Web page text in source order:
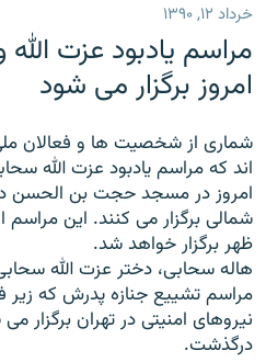
اصلی
رفتن
صفحه
رادیو
انتخاب کنید و بشنوید
فرکانس‌ها
پادکست
گزارش‌های تصویری
گزارش‌های ویدئویی
زنان فردا
English
به ما بپیوندید
خرداد ۱۲, ۱۳۹۰
مراسم یادبود عزت
امروز برگزار می شود
شماری از شخصیت ها و فعالان
اند که مراسم یادبود عزت الله
امروز در مسجد حجت بن الحسن
ظهر برگزار خواهد شد.
هاله سحابی، دختر عزت الله
مراسم تشييع جنازه پدرش که زیر
نيروهای امنيتی در تهران برگزار
درگذشت.